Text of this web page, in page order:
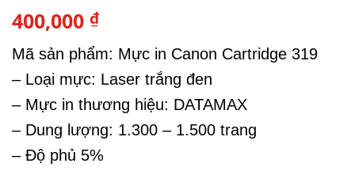
400,000 ₫
Mã sản phẩm: Mực in Canon Cartridge 319
– Loại mực: Laser trắng đen
– Mực in thương hiệu: DATAMAX
– Dung lượng: 1.300 – 1.500 trang
– Độ phủ 5%